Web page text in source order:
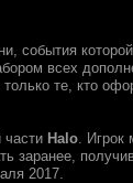
события
всех
только те, кто
части Halo. Игрок
заранее,
2017.